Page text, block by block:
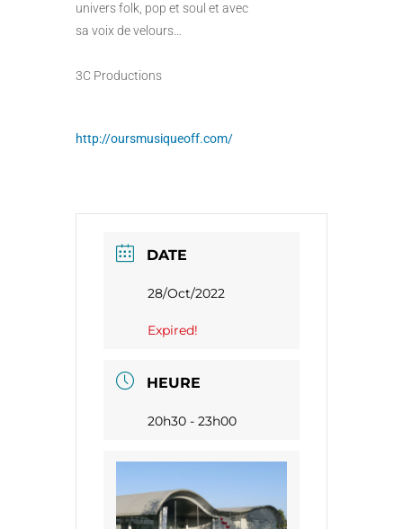
univers folk, pop et soul et avec
sa voix de velours…
3C Productions
http://oursmusiqueoff.com/
DATE
28/Oct/2022
Expired!
HEURE
20h30 - 23h00